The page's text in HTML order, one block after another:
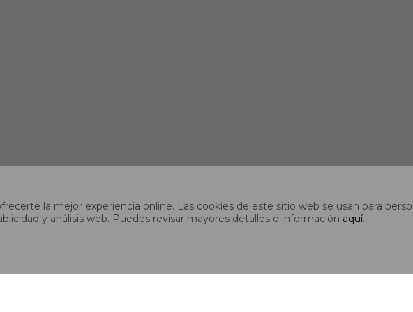
la mejor experiencia online. Las cookies de este sitio web se usan para
y análisis web. Puedes revisar mayores detalles e información aquí.